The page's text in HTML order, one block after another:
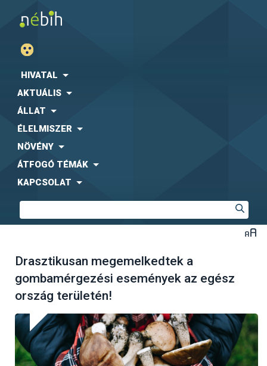
HIVATAL
AKTUÁLIS
ÁLLAT
ÉLELMISZER
NÖVÉNY
ÁTFOGÓ TÉMÁK
KAPCSOLAT
Drasztikusan megemelkedtek a
gombamérgezési események az egész
ország területén!